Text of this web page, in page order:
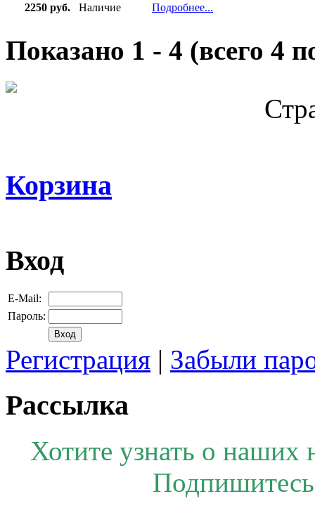
2250 руб. Наличие Подробнее...
Показано 1 - 4 (всего 4
Корзина
Вход
E-Mail:
Пароль:
Регистрация | Забыли
Рассылка
Хотите узнать о наших